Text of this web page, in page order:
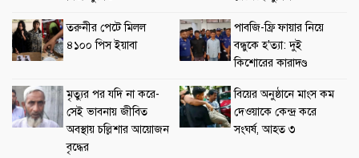
তরুনীর পেটে মিলল
৪১০০ পিস ইয়াবা
পাবজি-ফ্রি ফায়ার নিয়ে
বন্ধুকে হ'ত্যা: দুই
কিশোরের কারাদণ্ড
মৃত্যুর পর যদি না করে-
সেই ভাবনায় জীবিত
অবস্থায় চল্লিশার আয়োজন
বৃদ্ধের
বিয়ের অনুষ্ঠানে মাংস কম
দেওয়াকে কেন্দ্র করে
সংঘর্ষ, আহত ৩